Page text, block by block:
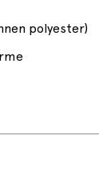
polyester)